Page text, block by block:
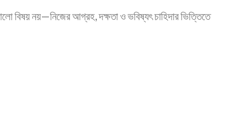
বিষয় নয়—নিজের আগ্রহ, দক্ষতা ও ভবিষ্যৎ চাহিদার ভিত্তিতে